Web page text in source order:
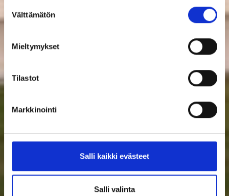
valinta
Välttämätön
Mieltymykset
Tilastot
Markkinointi
Salli kaikki evästeet
Salli valinta